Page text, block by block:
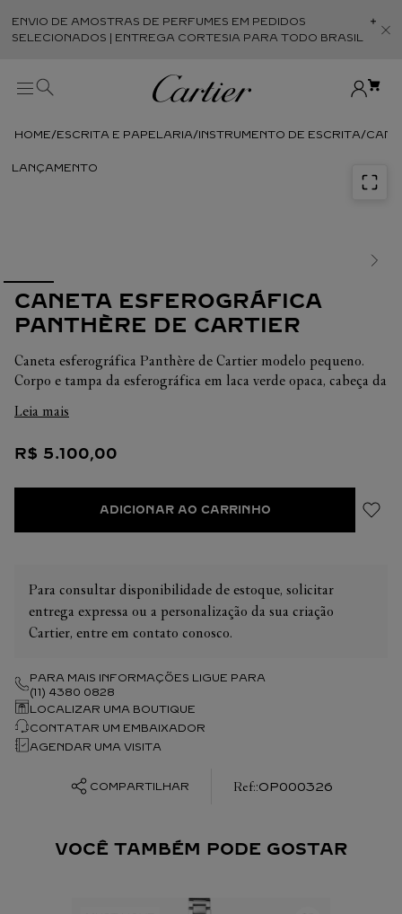
ENVIO DE AMOSTRAS DE PERFUMES EM PEDIDOS
SELECIONADOS | ENTREGA CORTESIA PARA TODO BRASIL
ESCRITA E PAPELARIA INSTRUMENTO DE ESCRITA
CANETA ESFEROGRÁFICA
PANTHÈRE DE CARTIER
Caneta esferográfica Panthère de Cartier modelo pequeno.
Corpo e tampa da esferográfica em laca verde opaca, cabeça da
com acabamento dourado. Cabochão em mármore Picasso.
esferográfica, tinta azul, tamanho médio.
Leia mais
R$ 5.100,00
ADICIONAR AO CARRINHO
Para consultar disponibilidade de estoque, solicitar
entrega expressa ou a personalização da sua criação
Cartier, entre em contato conosco.
PARA MAIS INFORMAÇÕES LIGUE PARA
(11) 4380 0828
LOCALIZAR UMA BOUTIQUE
CONTATAR UM EMBAIXADOR
AGENDAR UMA VISITA
COMPARTILHAR :OP000326
VOCÊ TAMBÉM PODE GOSTAR